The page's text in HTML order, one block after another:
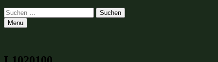
Search
Suchen
nach:
Menu